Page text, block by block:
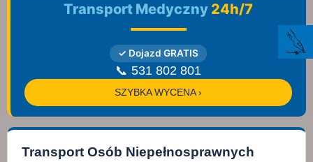
Transport Medyczny 24h/7
✓ Dojazd GRATIS
📞 531 802 801
SZYBKA WYCENA ›
Transport Osób Niepełnosprawnych